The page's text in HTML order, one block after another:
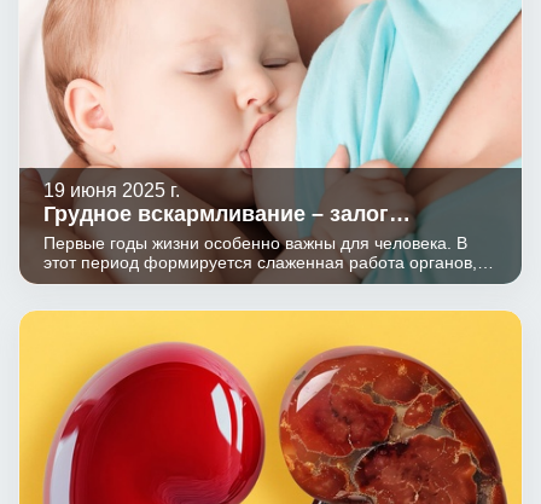
19 июня 2025 г.
Грудное вскармливание – залог
здоровья малыша и мамы.
Первые годы жизни особенно важны для человека. В
этот период формируется слаженная работа органов,
налаживается взаимодействие между регулирующими
зависит функционирование организма на протяжении
всей жизни. Неполноценное питания может привести к
отклонениям в физическом развитии, нарушениям
работы нервной, пищеварительной, репродуктивной
систем, возникновению алиментарно-зависимых
заболеваний (анемии, кариеса, остеопороза, аллергии).